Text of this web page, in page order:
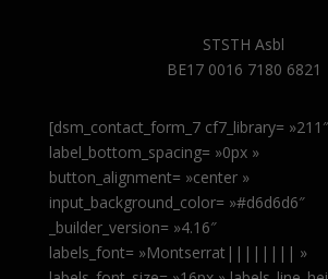
STSTH Asbl
BE17 0016 7180 6821
[dsm_contact_form_7 cf7_library= »211″
label_bottom_spacing= »0px »
button_alignment= »center »
input_background_color= »#d6d6d6″
_builder_version= »4.16″
labels_font= »Montserrat|||||||| »